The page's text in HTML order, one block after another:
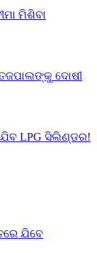
ମିଶିବା
ଦୋଷୀ
LPG ସିଲିଣ୍ଡର!
ଯିବେ